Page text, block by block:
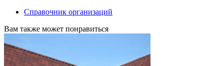
Справочник организаций
Вам также может понравиться